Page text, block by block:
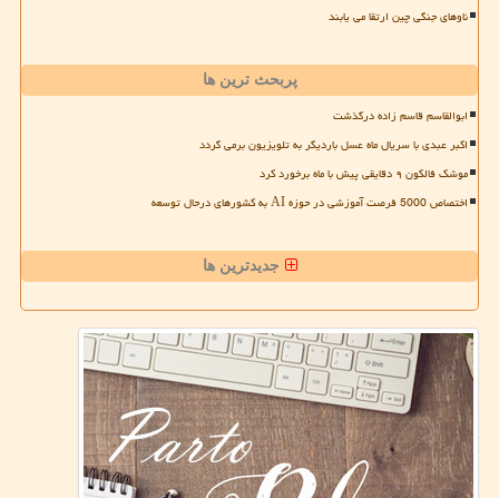
ناوهای جنگی چین ارتقا می یابند
پربحث ترین ها
ابوالقاسم قاسم زاده درگذشت
اکبر عبدی با سریال ماه عسل باردیگر به تلویزیون برمی گردد
موشک فالکون ۹ دقایقی پیش با ماه برخورد کرد
اختصاص 5000 فرصت آموزشی در حوزه AI به کشورهای درحال توسعه
جدیدترین ها